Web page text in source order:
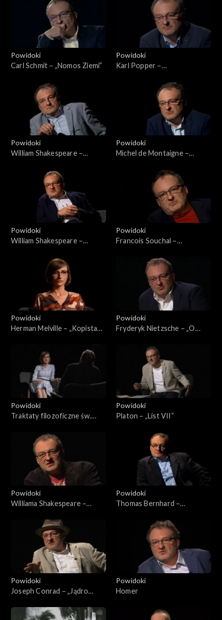
Powidoki
Carl Schmit – „Nomos Ziemi”
Powidoki
Karl Popper –
jego wrogowie”
Powidoki
William Shakespeare –
Powidoki
Michel de Montaigne –
Powidoki
William Shakespeare –
Powidoki
Francois Souchal –
Powidoki
Herman Melville – „Kopista
Powidoki
Fryderyk Nietzsche – „O
historii dla życia”
Powidoki
Traktaty filozoficzne św.
Powidoki
Platon – „List VII”
Powidoki
Williama Shakespeare –
Powidoki
Thomas Bernhard –
Powidoki
Joseph Conrad – „Jądro
Powidoki
Homer